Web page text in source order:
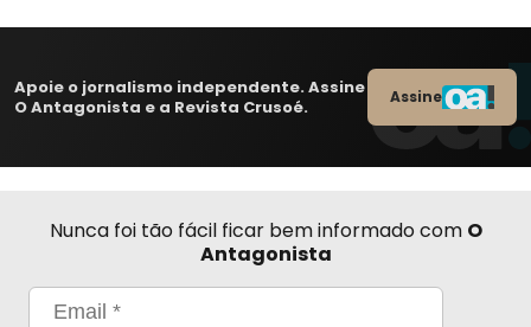
Apoie o jornalismo independente. Assine
O Antagonista e a Revista Crusoé.
Assine
Nunca foi tão fácil ficar bem informado com O
Antagonista